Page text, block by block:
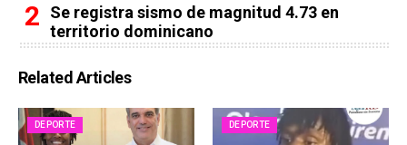
Se registra sismo de magnitud 4.73 en
territorio dominicano
Related Articles
DEPORTE DEPORTE